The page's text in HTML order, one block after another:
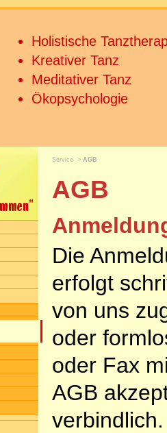
Holistische
Kreativer Tanz
Meditativer Tanz
Ökopsychologie
Service > AGB
AGB
Die
erfolgt
von uns
oder
oder Fax
AGB
verbindlich.